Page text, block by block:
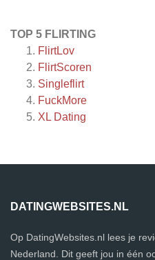
TOP 5 FLIRTING
FlirtLov
FlirtScoren
Singleflirt
FuckMore
XL Dating
DATINGWEBSITES.NL
Op DatingWebsites.nl lees je
Nederland. Dit geeft jou in één